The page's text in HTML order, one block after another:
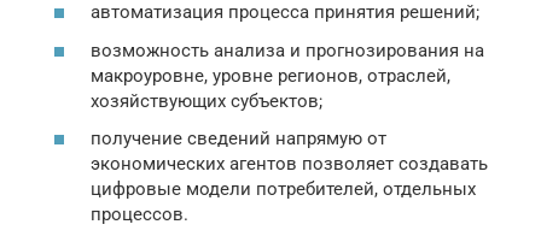
автоматизация процесса принятия решений;
возможность анализа и прогнозирования на
макроуровне, уровне регионов, отраслей,
хозяйствующих субъектов;
получение сведений напрямую от
экономических агентов позволяет создавать
цифровые модели потребителей, отдельных
процессов.